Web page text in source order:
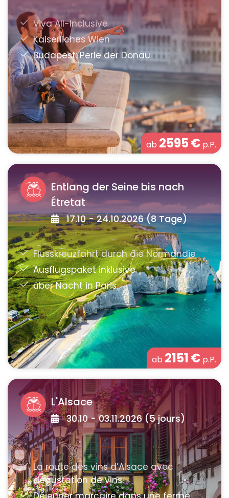
ab 2595€ p.P.
Entlang der Seine bis nach
Étretat
17.10 - 24.10.2026 (8 Tage)
ab 2151€ p.P.
L'Alsace
30.10 - 03.11.2026 (5 jours)